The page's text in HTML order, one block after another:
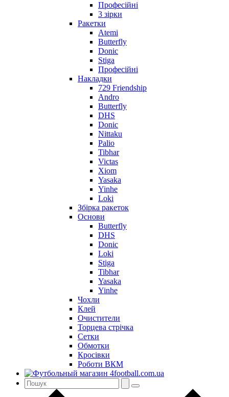
Професійні
3 зірки
Ракетки
Atemi
Butterfly
Donic
Stiga
Професійні
Накладки
729 Friendship
Andro
Butterfly
DHS
Donic
Nittaku
Palio
Tibhar
Victas
Xiom
Yasaka
Yinhe
Loki
Збірка ракеток
Основи
Butterfly
DHS
Donic
Loki
Stiga
Tibhar
Yasaka
Yinhe
Чохли
Клей
Очистители
Торцева стрічка
Сетки
Обмотки
Кросівки
Роботи ВКМ